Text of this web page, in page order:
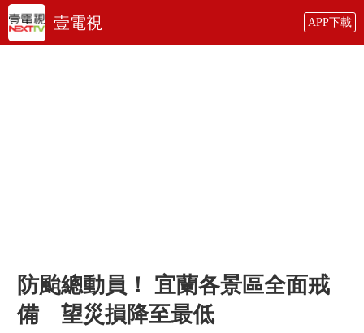
壹電視 APP下載
防颱總動員！ 宜蘭各景區全面戒
備 望災損降至最低